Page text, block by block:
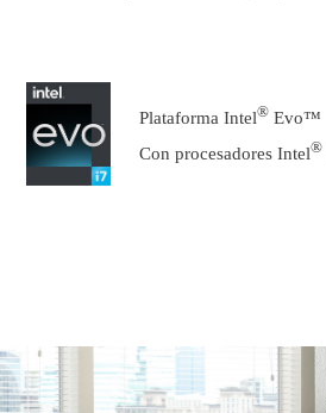
Plataforma Intel® Evo™
Con procesadores Intel®